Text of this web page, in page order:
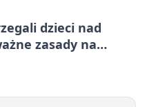
dzieci nad
zasady na